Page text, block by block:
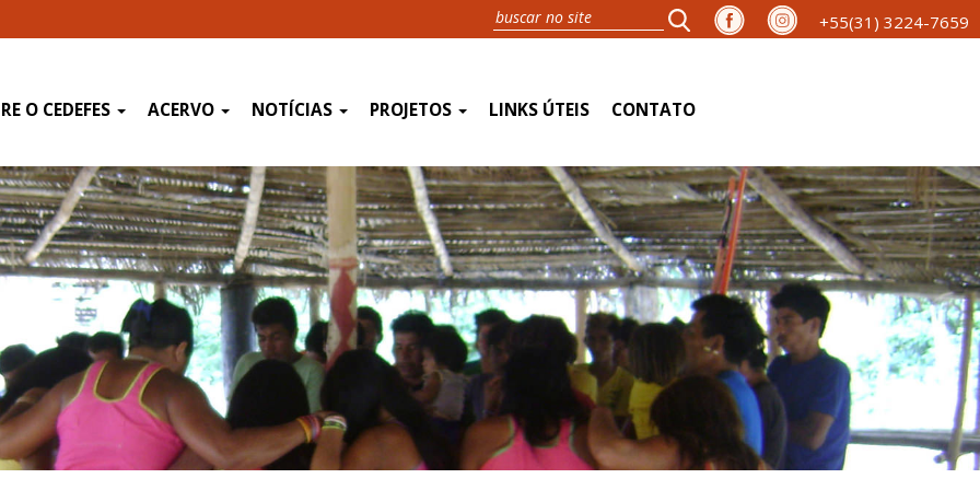
+55(31) 3224-7659
O CEDEFES ACERVO NOTÍCIAS PROJETOS LINKS ÚTEIS CONTATO